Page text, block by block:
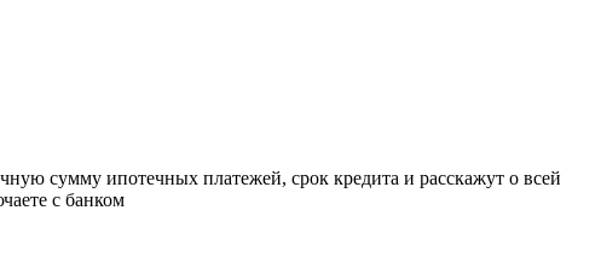
сумму ипотечных платежей, срок кредита и расскажут о всей
с банком